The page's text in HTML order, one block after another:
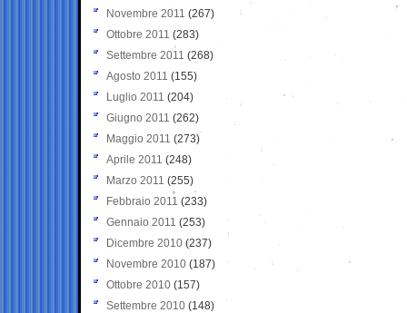
Novembre 2011 (267)
Ottobre 2011 (283)
Settembre 2011 (268)
Agosto 2011 (155)
Luglio 2011 (204)
Giugno 2011 (262)
Maggio 2011 (273)
Aprile 2011 (248)
Marzo 2011 (255)
Febbraio 2011 (233)
Gennaio 2011 (253)
Dicembre 2010 (237)
Novembre 2010 (187)
Ottobre 2010 (157)
Settembre 2010 (148)